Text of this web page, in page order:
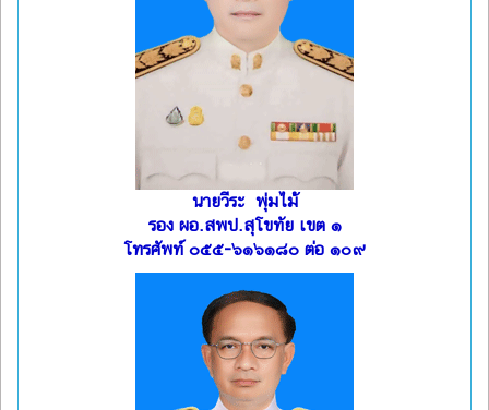
นายวีระ พุ่มไม้
รอง ผอ.สพป.สุโขทัย เขต ๑
โทรศัพท์ ๐๕๕-๖๑๖๑๘๐ ต่อ ๑๐๙